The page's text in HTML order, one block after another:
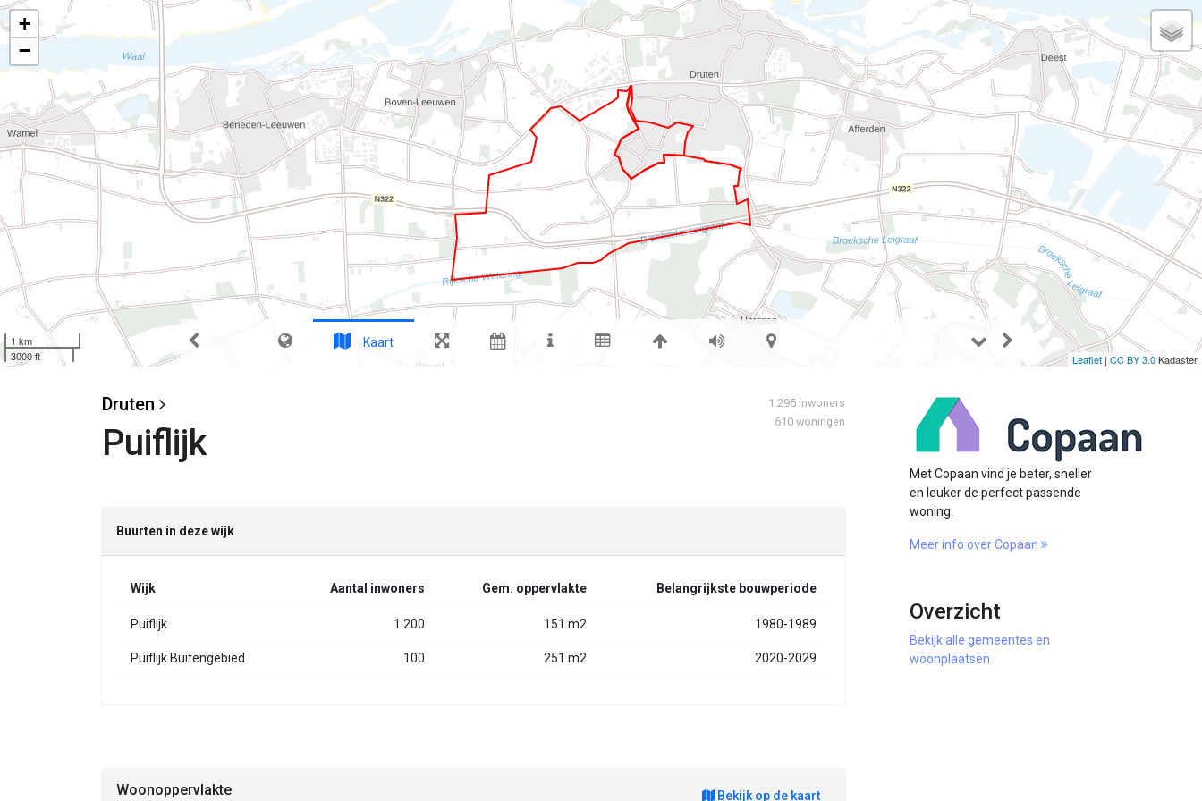
1.295 inwoners
610 woningen
Druten
Puiflijk
Buurten in deze wijk
Wijk Aantal inwoners Gem. oppervlakte Belangrijkste bouwperiode
Puiflijk 1.200 151 m2 1980-1989
Puiflijk Buitengebied 100 251 m2 2020-2029
Woonoppervlakte Bekijk op de kaart
Met Copaan vind je beter, sneller
en leuker de perfect passende
woning.
Meer info over Copaan
Overzicht
Bekijk alle gemeentes en
woonplaatsen
+
−
1 km
3000 ft
Leaflet | CC BY 3.0Kadaster
Kaart